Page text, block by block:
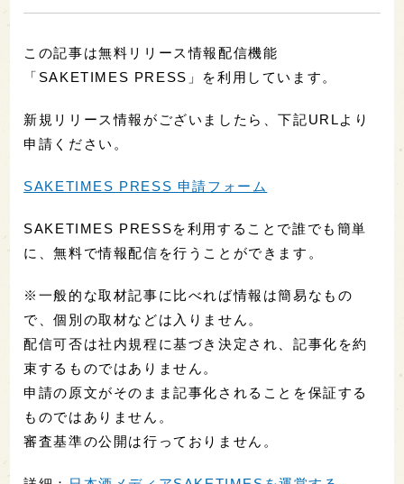
この記事は無料リリース情報配信機能
「SAKETIMES PRESS」を利用しています。
新規リリース情報がございましたら、下記URLより
申請ください。
SAKETIMES PRESS 申請フォーム
SAKETIMES PRESSを利用することで誰でも簡単
に、無料で情報配信を行うことができます。
※一般的な取材記事に比べれば情報は簡易なもの
で、個別の取材などは入りません。
配信可否は社内規程に基づき決定され、記事化を約
束するものではありません。
申請の原文がそのまま記事化されることを保証する
ものではありません。
審査基準の公開は行っておりません。